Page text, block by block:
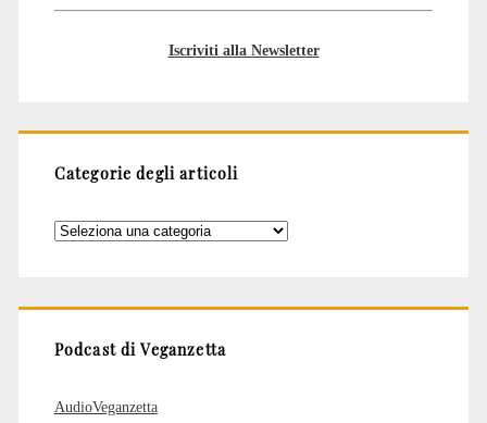
Iscriviti alla Newsletter
Categorie degli articoli
Categorie
Podcast di Veganzetta
AudioVeganzetta